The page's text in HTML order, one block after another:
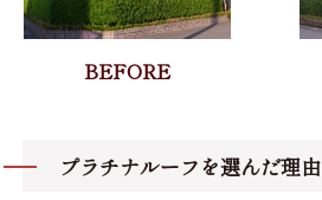
プラチナルーフを選んだ理由